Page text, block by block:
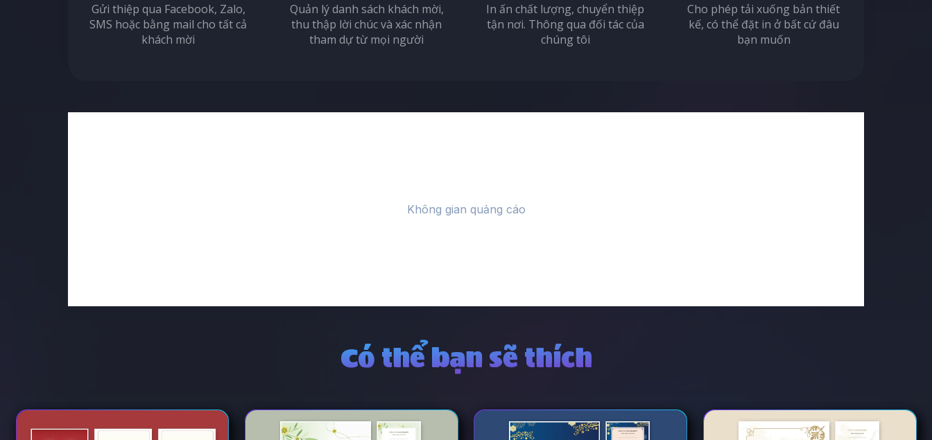
Gửi thiệp qua Facebook, Zalo,
SMS hoặc bằng mail cho tất cả
khách mời
Quản lý danh sách khách mời,
thu thập lời chúc và xác nhận
tham dự từ mọi người
In ấn chất lượng, chuyển thiệp
tận nơi. Thông qua đối tác của
chúng tôi
Cho phép tải xuống bản thiết
kế, có thể đặt in ở bất cứ đâu
bạn muốn
Có thể bạn sẽ thích